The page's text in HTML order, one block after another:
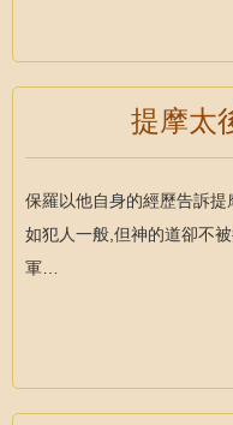
提摩太
保羅以他自身的經歷告訴
如犯人一般,但神的道卻不
軍…